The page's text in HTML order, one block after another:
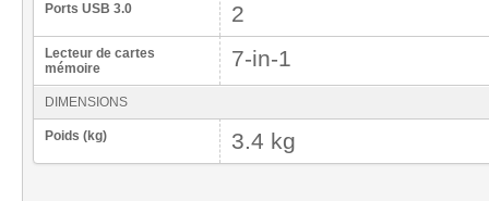
Ports USB 3.0 2
Lecteur de cartes
mémoire
7-in-1
DIMENSIONS
Poids (kg) 3.4 kg